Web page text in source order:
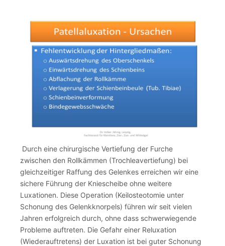
Durch eine chirurgische Vertiefung der Furche
zwischen den Rollkämmen (Trochleavertiefung) bei
gleichzeitiger Raffung des Gelenkes erreichen wir eine
sichere Führung der Kniescheibe ohne weitere
Luxationen. Diese Operation (Keilosteotomie unter
Schonung des Gelenkknorpels) führen wir seit vielen
Jahren erfolgreich durch, ohne dass schwerwiegende
Probleme auftreten. Die Gefahr einer Reluxation
(Wiederauftretens) der Luxation ist bei guter Schonung